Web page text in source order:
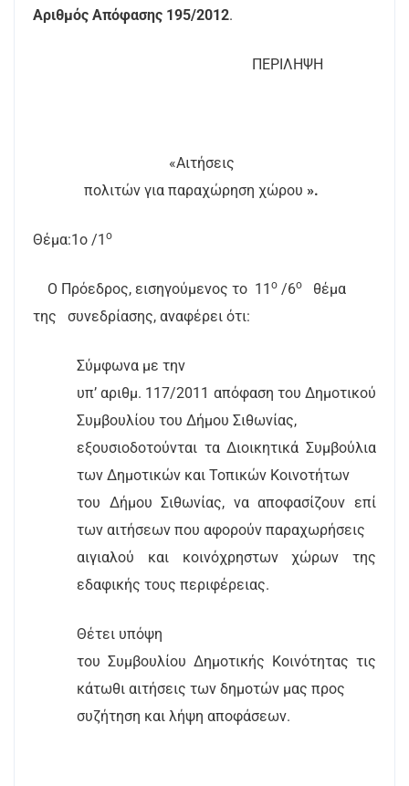
Αριθμός Απόφασης 195/2012.
ΠΕΡΙΛΗΨΗ
«Αιτήσεις
πολιτών για παραχώρηση χώρου ».
Θέμα:1o /1 ο
Ο Πρόεδρος, εισηγούμενος το 11 ο /6ο
θέμα
της
συνεδρίασης, αναφέρει ότι:
Σύμφωνα με την
υπ’ αριθμ. 117/2011 απόφαση του Δημοτικού
Συμβουλίου του Δήμου Σιθωνίας,
εξουσιοδοτούνται τα Διοικητικά Συμβούλια
των Δημοτικών και Τοπικών Κοινοτήτων
του Δήμου Σιθωνίας, να αποφασίζουν επί
των αιτήσεων που αφορούν παραχωρήσεις
αιγιαλού και κοινόχρηστων χώρων της
εδαφικής τους περιφέρειας.
Θέτει υπόψη
του Συμβουλίου Δημοτικής Κοινότητας τις
κάτωθι αιτήσεις των δημοτών μας προς
συζήτηση και λήψη αποφάσεων.